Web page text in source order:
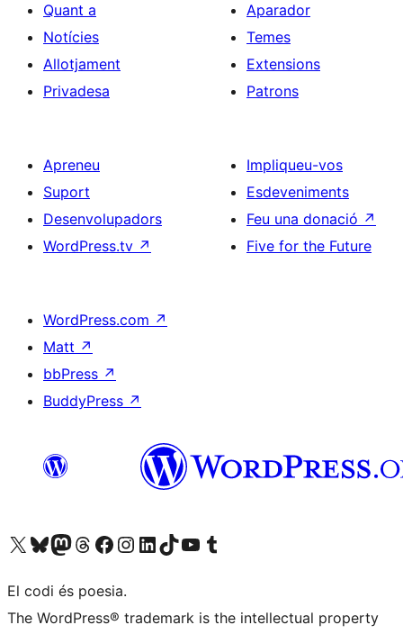
Quant a
Notícies
Allotjament
Privadesa
Aparador
Temes
Extensions
Patrons
Apreneu
Suport
Desenvolupadors
WordPress.tv ↗
Impliqueu-vos
Esdeveniments
Feu una donació ↗
Five for the Future
WordPress.com ↗
Matt ↗
bbPress ↗
BuddyPress ↗
Visiteu el nostre compte X (abans Twitter)
Visiteu el nostre compte de Bluesky
Visiteu el nostre compte al Mastodon
Visiteu el nostre compte de Threads
Visiteu la nostra pàgina al Facebook
Visiteu el nostre compte d'Instagram
Visiteu el nostre compte de LinkedIn
Visiteu el nostre compte de TikTok
Visiteu el nostre canal al YouTube
Visiteu el nostre compte de Tumblr
El codi és poesia.
The WordPress® trademark is the intellectual property